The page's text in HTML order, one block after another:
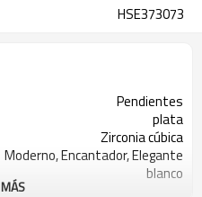
HSE373073
Pendientes
plata
Zirconia cúbica
Moderno, Encantador, Elegante
blanco